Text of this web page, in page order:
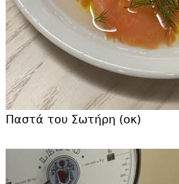
Παστά του Σωτήρη (οκ)